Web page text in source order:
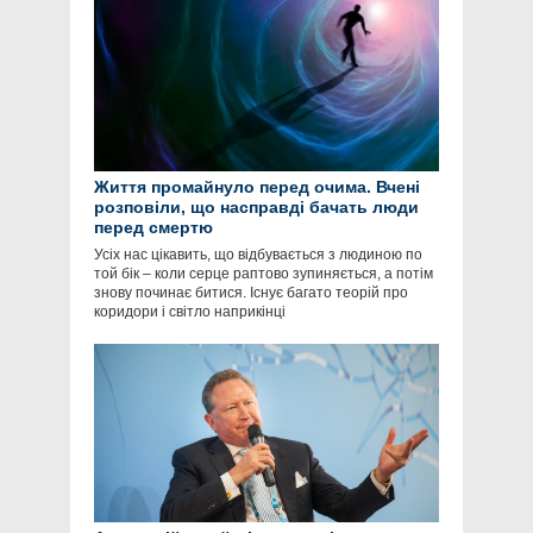
Життя промайнуло перед очима. Вчені
розповіли, що насправді бачать люди
перед смертю
Усіх нас цікавить, що відбувається з людиною по
той бік – коли серце раптово зупиняється, а потім
знову починає битися. Існує багато теорій про
коридори і світло наприкінці